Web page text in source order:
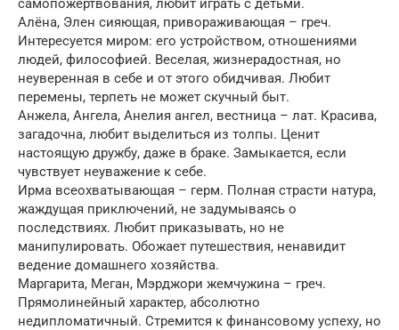
самопожертвования, любит играть с детьми.
Алёна, Элен сияющая, привораживающая – греч.
Интересуется миром: его устройством, отношениями
людей, философией. Веселая, жизнерадостная, но
неуверенная в себе и от этого обидчивая. Любит
перемены, терпеть не может скучный быт.
Анжела, Ангела, Анелия ангел, вестница – лат. Красива,
загадочна, любит выделиться из толпы. Ценит
настоящую дружбу, даже в браке. Замыкается, если
чувствует неуважение к себе.
Ирма всеохватывающая – герм. Полная страсти натура,
жаждущая приключений, не задумываясь о
последствиях. Любит приказывать, но не
манипулировать. Обожает путешествия, ненавидит
ведение домашнего хозяйства.
Маргарита, Меган, Мэрджори жемчужина – греч.
Прямолинейный характер, абсолютно
недипломатичный. Стремится к финансовому успеху, но